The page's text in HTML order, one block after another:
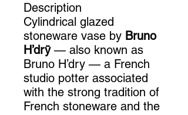
Description
Cylindrical glazed
stoneware vase by Bruno
H’drÿ— also known as
Bruno H’dry — a French
studio potter associated
with the strong tradition of
French stoneware and the